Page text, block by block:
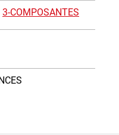
3-COMPOSANTES